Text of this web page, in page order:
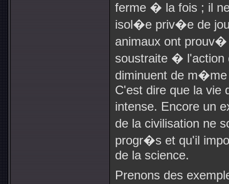
ferme � la fois ; il
isol�e priv�e de
animaux ont prouv�
soustraite � l'action
diminuent de
C'est dire que la vie
intense. Encore un
de la civilisation ne
progr�s et qu'il
de la science.
Prenons des